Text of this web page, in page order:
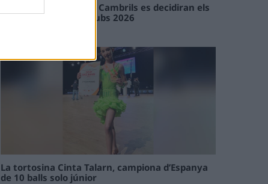
En les tirades de Flix i Cambrils es decidiran els
campions de l’Interclubs 2026
La tortosina Cinta Talarn, campiona d’Espanya
de 10 balls solo júnior